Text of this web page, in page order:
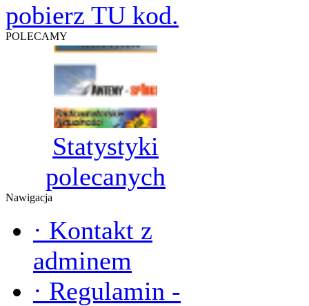
pobierz TU kod.
POLECAMY
Statystyki
polecanych
Nawigacja
· Kontakt z
adminem
· Regulamin -